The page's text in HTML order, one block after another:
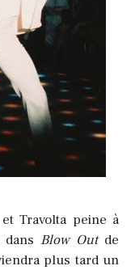
Travolta peine à
Blow Out de
plus tard un